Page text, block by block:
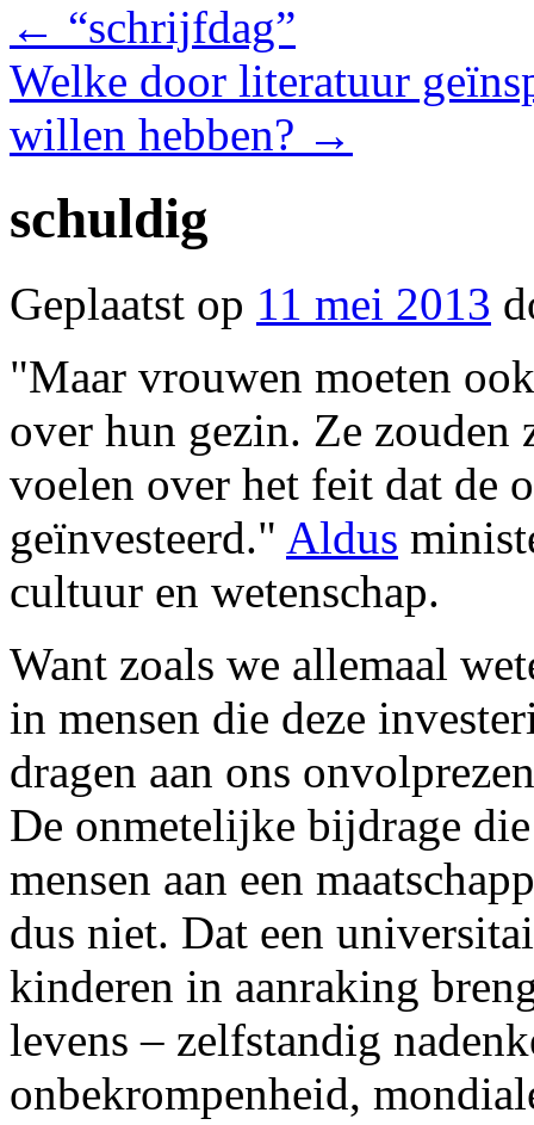
← “schrijfdag”
Welke door literatuur
willen hebben? →
schuldig
Geplaatst op 11 mei 2013
"Maar vrouwen moeten
over hun gezin. Ze zouden
voelen over het feit dat de
geïnvesteerd." Aldus
cultuur en wetenschap.
Want zoals we allemaal
in mensen die deze
dragen aan ons
De onmetelijke bijdrage
mensen aan een
dus niet. Dat een
kinderen in aanraking
levens – zelfstandig
onbekrompenheid,